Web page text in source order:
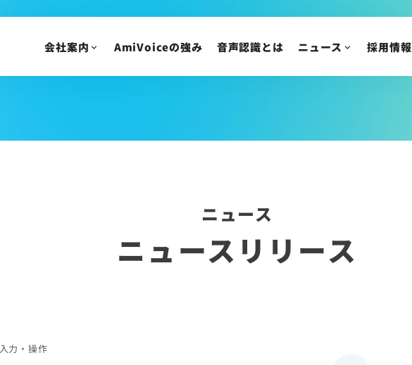
ニュース
IR情報
株価情報
IRについてのご質問
会社案内 AmiVoiceの強み 音声認識とは ニュース 採用情報
ニュース
ニュースリリース
入力・操作